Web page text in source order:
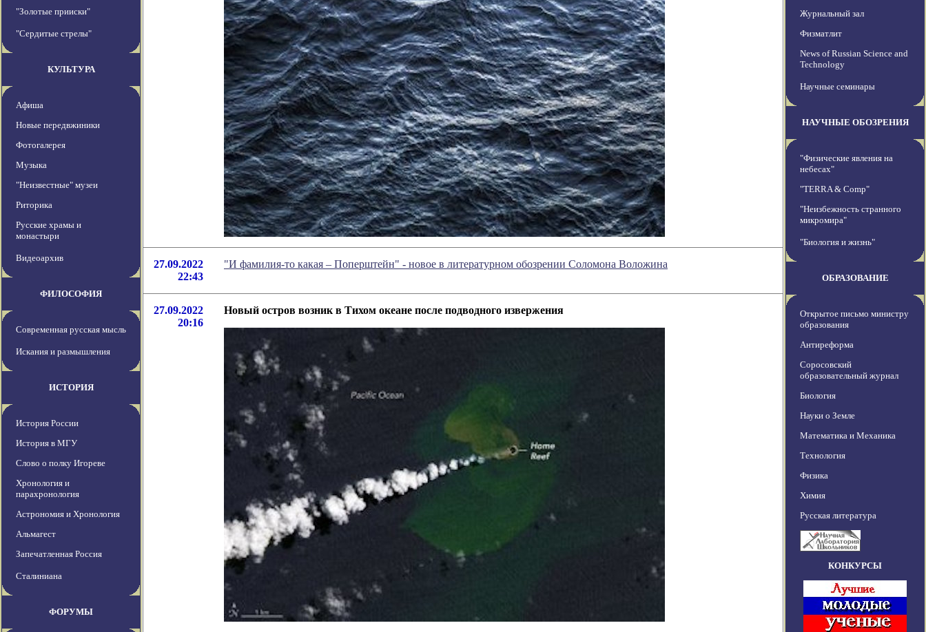
"Золотые прииски"
"Сердитые стрелы"
КУЛЬТУРА
Афиша
Новые передвжиники
Фотогалерея
Музыка
"Неизвестные" музеи
Риторика
Русские храмы и
монастыри
Видеоархив
ФИЛОСОФИЯ
Современная русская мысль
Искания и размышления
ИСТОРИЯ
История России
История в МГУ
Слово о полку Игореве
Хронология и
парахронология
Астрономия и Хронология
Альмагест
Запечатленная Россия
Сталиниана
ФОРУМЫ
27.09.2022
22:43
"И фамилия-то какая – Поперштейн" - новое в литературном обозрении Соломона Воложина
27.09.2022
20:16
Новый остров возник в Тихом океане после подводного извержения
Журнальный зал
Физматлит
News of Russian Science and
Technology
Научные семинары
НАУЧНЫЕ ОБОЗРЕНИЯ
"Физические явления на
небесах"
"TERRA & Comp"
"Неизбежность странного
микромира"
"Биология и жизнь"
ОБРАЗОВАНИЕ
Открытое письмо министру
образования
Антиреформа
Соросовский
образовательный журнал
Биология
Науки о Земле
Математика и Механика
Технология
Физика
Химия
Русская литература
КОНКУРСЫ